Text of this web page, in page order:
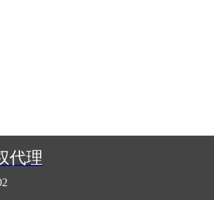
其他人用洗洁物品，洗衣用漂白剂及其他
制剂
代理